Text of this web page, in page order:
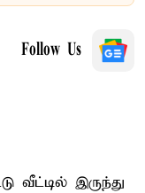
Follow Us
வீட்டில் இருந்து